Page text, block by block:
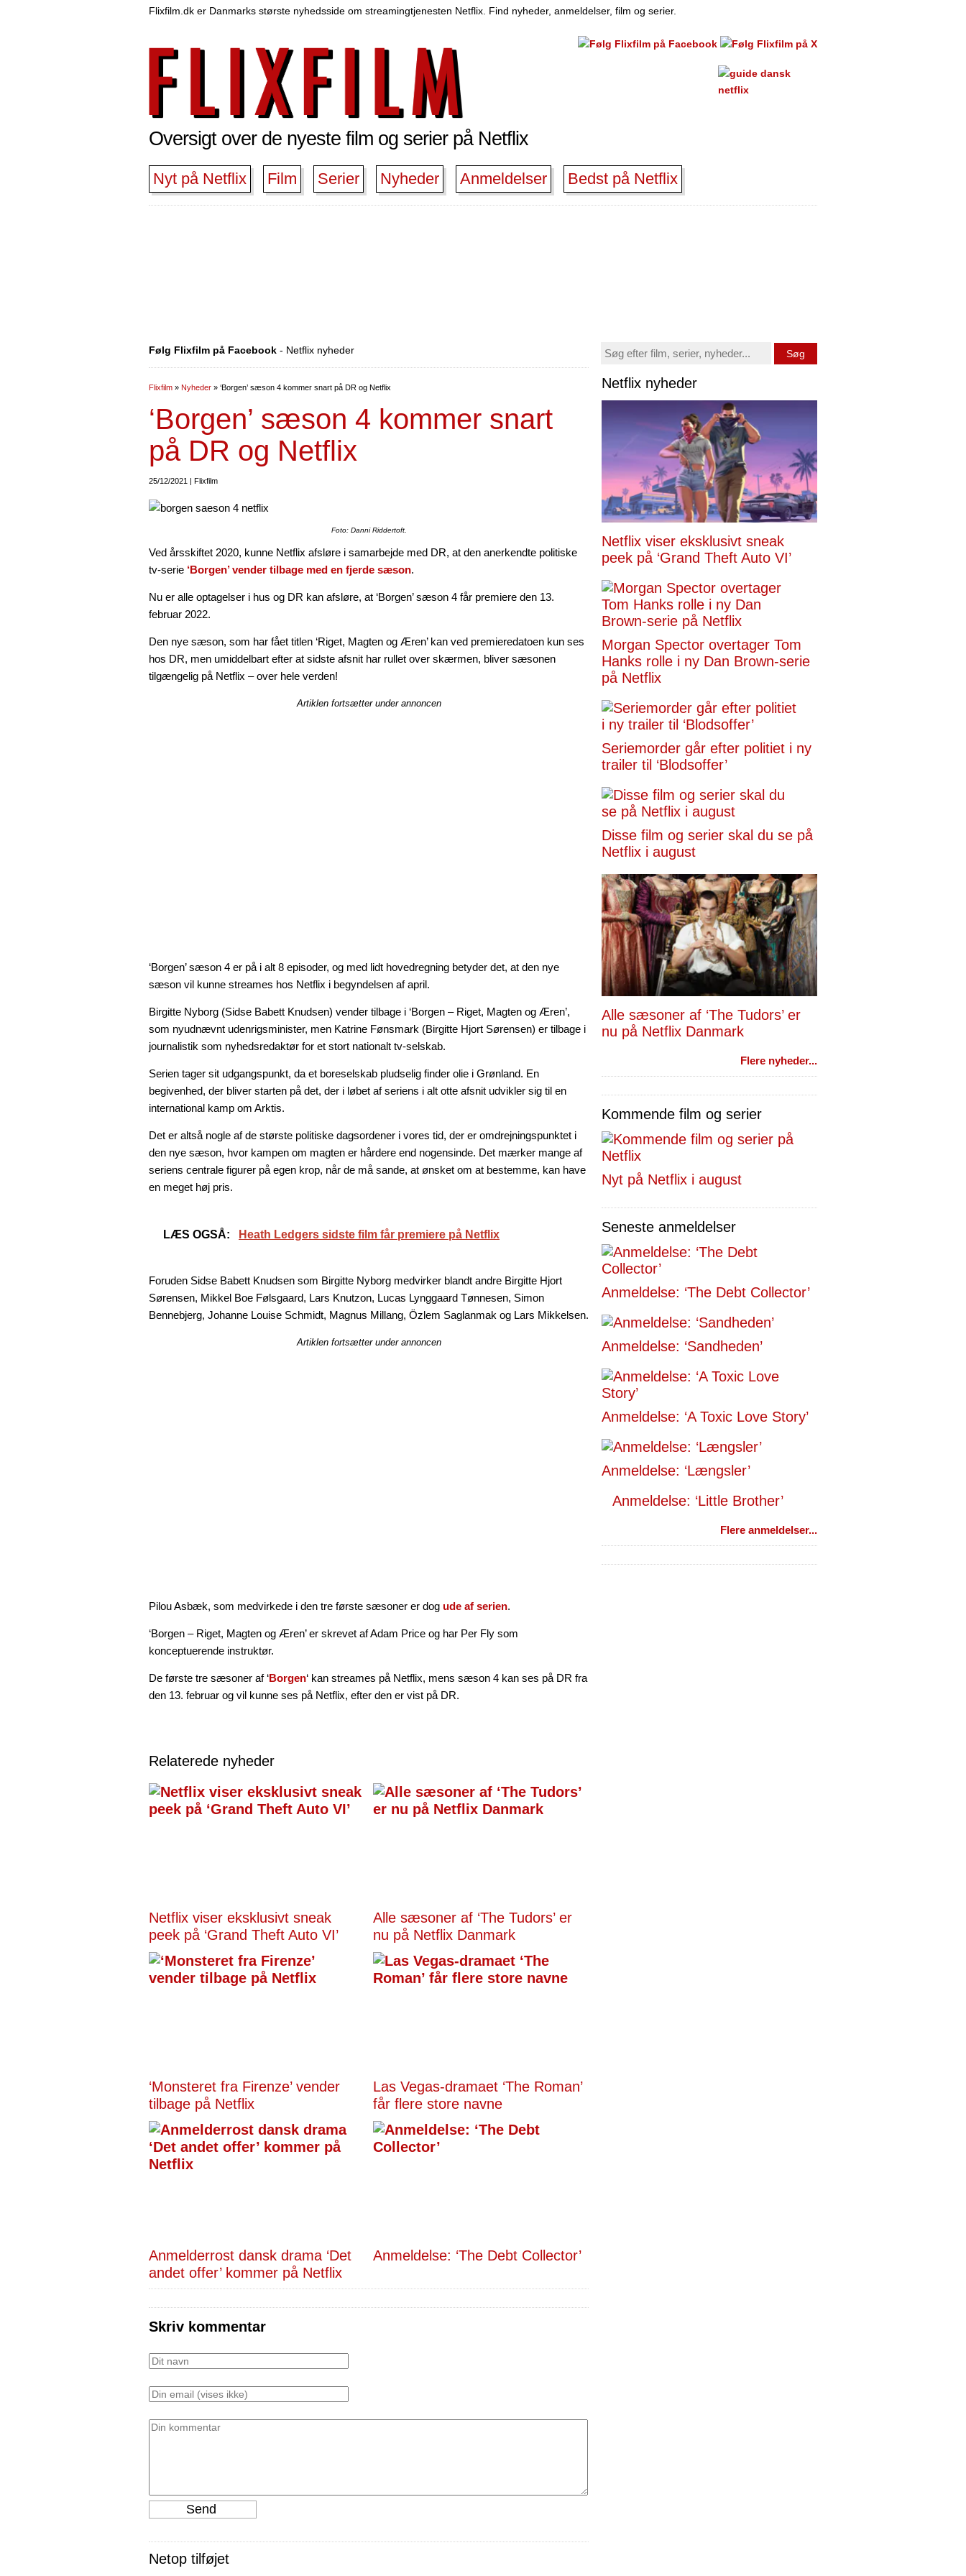
Flixfilm.dk er Danmarks største nyhedsside om streamingtjenesten Netflix. Find nyheder, anmeldelser, film og serier.
Oversigt over de nyeste film og serier på Netflix
Nyt på Netflix Film Serier Nyheder Anmeldelser Bedst på Netflix
Følg Flixfilm på Facebook - Netflix nyheder Søg
Flixfilm » Nyheder » ‘Borgen’ sæson 4 kommer snart på DR og Netflix
‘Borgen’ sæson 4 kommer snart
på DR og Netflix
25/12/2021 | Flixfilm
Foto: Danni Riddertoft.
Ved årsskiftet 2020, kunne Netflix afsløre i samarbejde med DR, at den anerkendte politiske
tv-serie ‘Borgen’ vender tilbage med en fjerde sæson.
Nu er alle optagelser i hus og DR kan afsløre, at ‘Borgen’ sæson 4 får premiere den 13.
februar 2022.
Den nye sæson, som har fået titlen ‘Riget, Magten og Æren’ kan ved premieredatoen kun ses
hos DR, men umiddelbart efter at sidste afsnit har rullet over skærmen, bliver sæsonen
tilgængelig på Netflix – over hele verden!
Artiklen fortsætter under annoncen
‘Borgen’ sæson 4 er på i alt 8 episoder, og med lidt hovedregning betyder det, at den nye
sæson vil kunne streames hos Netflix i begyndelsen af april.
Birgitte Nyborg (Sidse Babett Knudsen) vender tilbage i ‘Borgen – Riget, Magten og Æren’,
som nyudnævnt udenrigsminister, men Katrine Fønsmark (Birgitte Hjort Sørensen) er tilbage i
journalistik som nyhedsredaktør for et stort nationalt tv-selskab.
Serien tager sit udgangspunkt, da et boreselskab pludselig finder olie i Grønland. En
begivenhed, der bliver starten på det, der i løbet af seriens i alt otte afsnit udvikler sig til en
international kamp om Arktis.
Det er altså nogle af de største politiske dagsordener i vores tid, der er omdrejningspunktet i
den nye sæson, hvor kampen om magten er hårdere end nogensinde. Det mærker mange af
seriens centrale figurer på egen krop, når de må sande, at ønsket om at bestemme, kan have
en meget høj pris.
LÆS OGSÅ: Heath Ledgers sidste film får premiere på Netflix
Foruden Sidse Babett Knudsen som Birgitte Nyborg medvirker blandt andre Birgitte Hjort
Sørensen, Mikkel Boe Følsgaard, Lars Knutzon, Lucas Lynggaard Tønnesen, Simon
Bennebjerg, Johanne Louise Schmidt, Magnus Millang, Özlem Saglanmak og Lars Mikkelsen.
Artiklen fortsætter under annoncen
Pilou Asbæk, som medvirkede i den tre første sæsoner er dog ude af serien.
‘Borgen – Riget, Magten og Æren’ er skrevet af Adam Price og har Per Fly som
konceptuerende instruktør.
De første tre sæsoner af ‘Borgen‘ kan streames på Netflix, mens sæson 4 kan ses på DR fra
den 13. februar og vil kunne ses på Netflix, efter den er vist på DR.
Relaterede nyheder
Netflix viser eksklusivt sneak
peek på ‘Grand Theft Auto VI’
Alle sæsoner af ‘The Tudors’ er
nu på Netflix Danmark
‘Monsteret fra Firenze’ vender
tilbage på Netflix
Las Vegas-dramaet ‘The Roman’
får flere store navne
Anmelderrost dansk drama ‘Det
andet offer’ kommer på Netflix
Anmeldelse: ‘The Debt Collector’
Skriv kommentar
Netop tilføjet
Netflix nyheder
Netflix viser eksklusivt sneak
peek på ‘Grand Theft Auto VI’
Morgan Spector overtager Tom
Hanks rolle i ny Dan Brown-serie
på Netflix
Seriemorder går efter politiet i ny
trailer til ‘Blodsoffer’
Disse film og serier skal du se på
Netflix i august
Alle sæsoner af ‘The Tudors’ er
nu på Netflix Danmark
Flere nyheder...
Kommende film og serier
Nyt på Netflix i august
Seneste anmeldelser
Anmeldelse: ‘The Debt Collector’
Anmeldelse: ‘Sandheden’
Anmeldelse: ‘A Toxic Love Story’
Anmeldelse: ‘Længsler’
Anmeldelse: ‘Little Brother’
Flere anmeldelser...